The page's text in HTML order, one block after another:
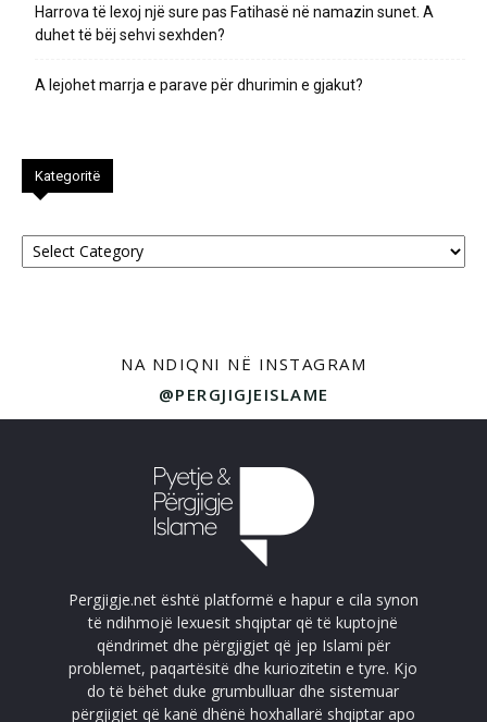
Harrova të lexoj një sure pas Fatihasë në namazin sunet. A
duhet të bëj sehvi sexhden?
A lejohet marrja e parave për dhurimin e gjakut?
Kategoritë
Kategoritë
NA NDIQNI NË INSTAGRAM
@PERGJIGJEISLAME
Pergjigje.net është platformë e hapur e cila synon
të ndihmojë lexuesit shqiptar që të kuptojnë
qëndrimet dhe përgjigjet që jep Islami për
problemet, paqartësitë dhe kuriozitetin e tyre. Kjo
do të bëhet duke grumbulluar dhe sistemuar
përgjigjet që kanë dhënë hoxhallarë shqiptar apo